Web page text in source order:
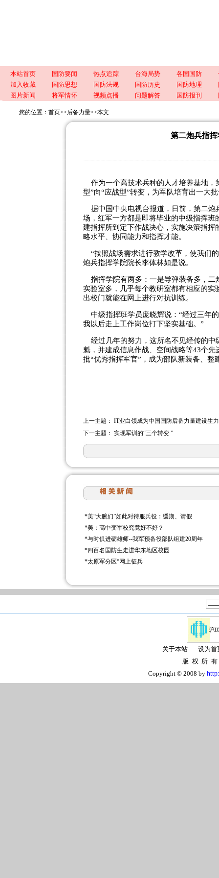
本站首页 国防要闻 热点追踪 台海局势 各国国防
加入收藏
国防思想 国防法规 国防历史 国防地理
图片新闻
将军情怀 视频点播 问题解答 国防报刊
您的位置： 首页>>后备力量>>本文
第二炮兵指
作为一个高技术兵种的人才培养基地，
型”向“应战型”转变，为军队培育出一大
据中国中央电视台报道，日前，第二炮
场，红军一方都是即将毕业的中级指挥
建指挥所到定下作战决心，实施决策指
略水平、协同能力和指挥才能。
“按照战场需求进行教学改革，使我们
炮兵指挥学院院长李体林如是说。
指挥学院有两多：一是导弹装备多，二
实验室多，几乎每个教研室都有相应的
出校门就能在网上进行对抗训练。
中级指挥班学员庞晓辉说：“经过三年
我以后走上工作岗位打下坚实基础。”
经过几年的努力，这所名不见经传的中
魁，并建成信息作战、空间战略等43个
批“优秀指挥军官”，成为部队新装备、
上一主题： IT业白领成为中国国防后备力量建设生
下一主题： 实现军训的“三个转变 ”
*美“大腕们”如此对待服兵役：缓期、请假
*美：高中变军校究竟好不好？
*与时俱进砺雄师--我军预备役部队组建20周年
*四百名国防生走进华东地区校园
*太原军分区“网上征兵